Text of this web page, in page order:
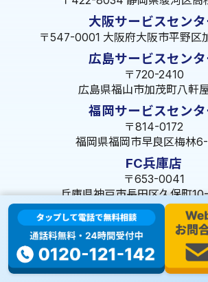
大阪サービスセンタ
〒547-0001 大阪府大阪市平野区
広島サービスセンタ
〒720-2410
広島県福山市加茂町八軒
福岡サービスセンタ
〒814-0172
福岡県福岡市早良区梅林
FC兵庫店
〒653-0041
兵庫県神戸市長田区久保町
© 2023 株式会社ミズテック All Rights